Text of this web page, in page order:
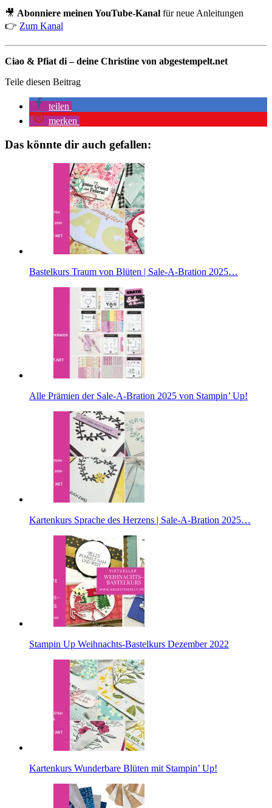
🎥 Abonniere meinen YouTube-Kanal für neue Anleitungen
👉 Zum Kanal
Ciao & Pfiat di – deine Christine von abgestempelt.net
Teile diesen Beitrag
teilen
merken
Das könnte dir auch gefallen:
Bastelkurs Traum von Blüten | Sale-A-Bration 2025…
Alle Prämien der Sale-A-Bration 2025 von Stampin’ Up!
Kartenkurs Sprache des Herzens | Sale-A-Bration 2025…
Stampin Up Weihnachts-Bastelkurs Dezember 2022
Kartenkurs Wunderbare Blüten mit Stampin’ Up!